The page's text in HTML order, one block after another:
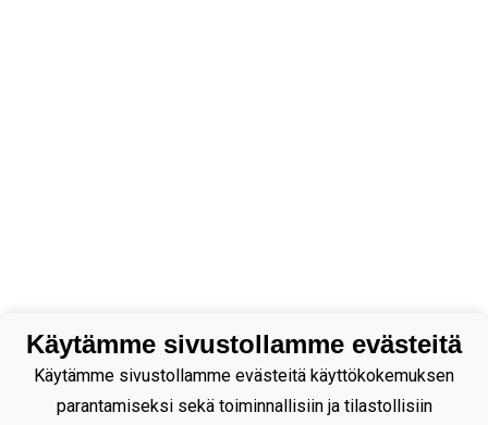
Käytämme sivustollamme evästeitä
Käytämme sivustollamme evästeitä käyttökokemuksen
parantamiseksi sekä toiminnallisiin ja tilastollisiin